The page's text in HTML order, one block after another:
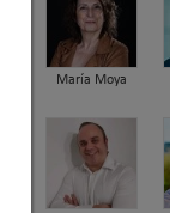
María Moya